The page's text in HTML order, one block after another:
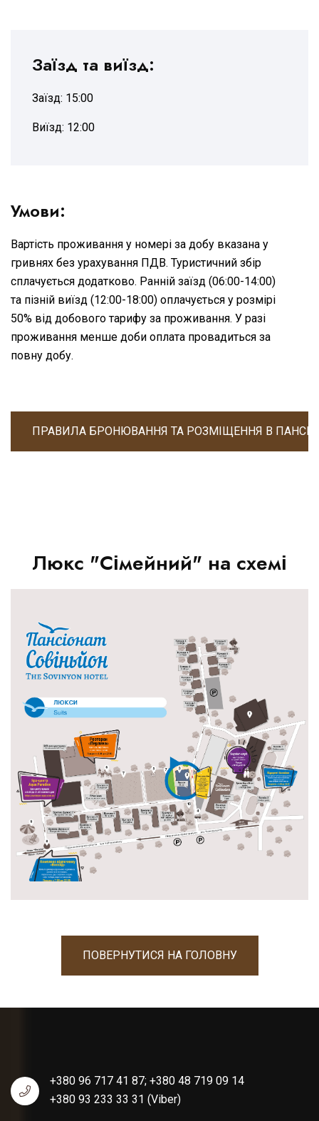
Заїзд та виїзд:
Заїзд: 15:00
Виїзд: 12:00
Умови:
Вартість проживання у номері за добу вказана у
гривнях без урахування ПДВ. Туристичний збір
сплачується додатково. Ранній заїзд (06:00-14:00)
та пізній виїзд (12:00-18:00) оплачується у розмірі
50% від добового тарифу за проживання. У разі
проживання менше доби оплата провадиться за
повну добу.
ПРАВИЛА БРОНЮВАННЯ ТА РОЗМІЩЕННЯ В
Люкс "Сімейний" на схемі
ПОВЕРНУТИСЯ НА ГОЛОВНУ
+380 96 717 41 87; +380 48 719 09 14
+380 93 233 33 31 (Viber)